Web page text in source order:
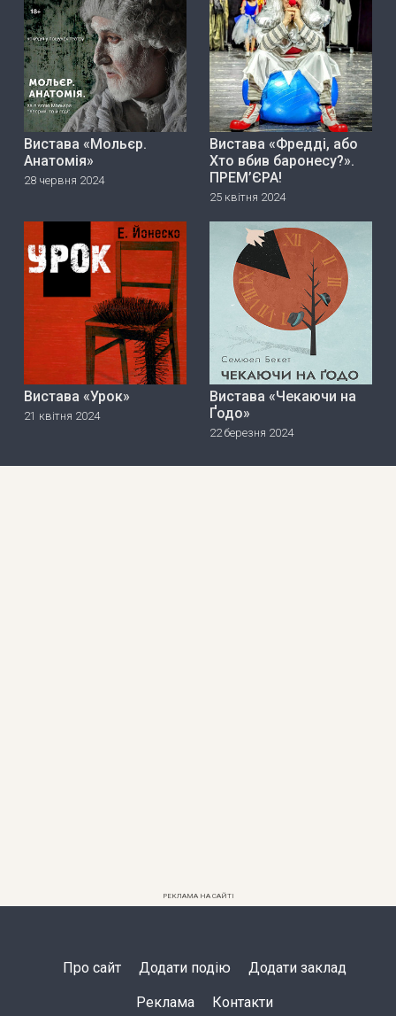
Вистава «Мольєр.
Анатомія»
28 червня 2024
Вистава «Фредді, або
Хто вбив баронесу?».
ПРЕМ’ЄРА!
25 квітня 2024
Вистава «Урок»
21 квітня 2024
Вистава «Чекаючи на
Ґодо»
22 березня 2024
РЕКЛАМА НА САЙТІ
Про сайт Додати подію Додати заклад
Реклама Контакти